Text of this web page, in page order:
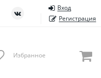
Тюменская область
Ульяновская область
Вход
Регистрация
Избранное